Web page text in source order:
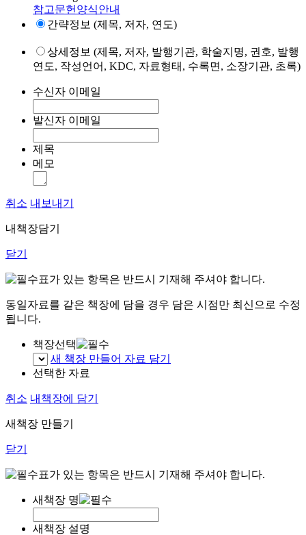
참고문헌양식안내
간략정보 (제목, 저자, 연도)
상세정보 (제목, 저자, 발행기관, 학술지명, 권호, 발행
연도, 작성언어, KDC, 자료형태, 수록면, 소장기관, 초록)
수신자 이메일
발신자 이메일
제목
메모
취소 내보내기
내책장담기
닫기
표가 있는 항목은 반드시 기재해 주셔야 합니다.
동일자료를 같은 책장에 담을 경우 담은 시점만 최신으로 수정
됩니다.
책장선택
새 책장 만들어 자료 담기
선택한 자료
취소 내책장에 담기
새책장 만들기
닫기
표가 있는 항목은 반드시 기재해 주셔야 합니다.
새책장 명
새책장 설명